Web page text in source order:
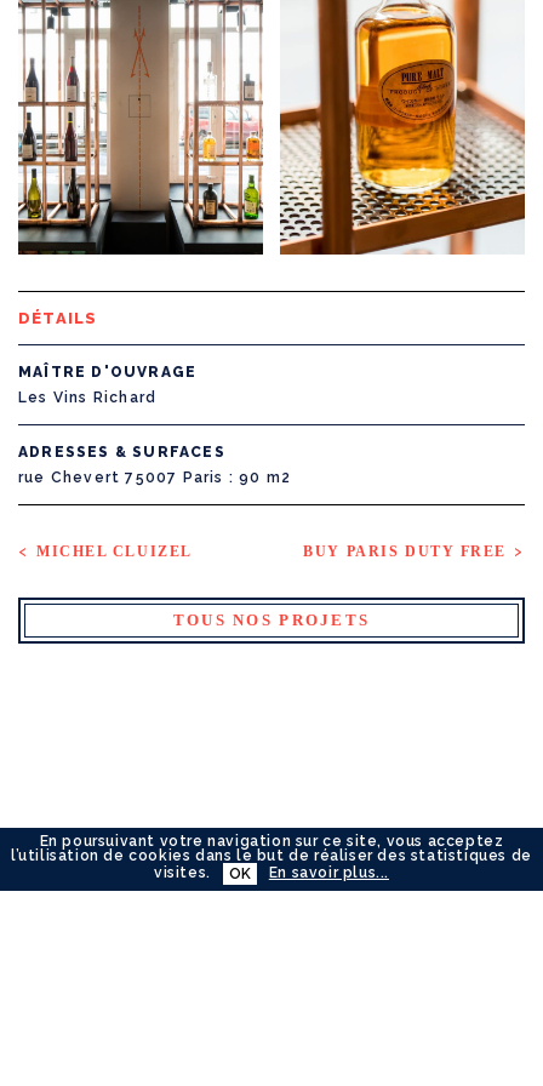
En poursuivant votre navigation sur ce site, vous acceptez
l’utilisation de cookies dans le but de réaliser des statistiques de
visites.
OK En savoir plus...
DÉTAILS
MAÎTRE D'OUVRAGE
Les Vins Richard
ADRESSES & SURFACES
rue Chevert 75007 Paris
90 m2
MICHEL CLUIZEL
TOUS NOS PROJETS
BUY PARIS DUTY FREE